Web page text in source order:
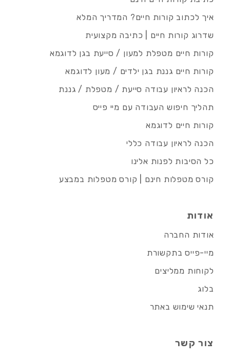
איך לכתוב קורות חיים? המדריך המלא
שדרוג קורות חיים | כתיבה מקצועית
קורות חיים מטפלת למעון / סייעת בגן לדוגמא
קורות חיים גננת בגן ילדים / מעון לדוגמא
הכנה לראיון עבודה סייעת / מטפלת / גננת
תהליך חיפוש העבודה עם מיי פייס
קורות חיים לדוגמא
הכנה לראיון עבודה כללי
כל הסיבות לפנות אלינו
קורס מטפלות חינם | קורס מטפלות במבצע
אודות
אודות החברה
מיי-פייס בתקשורת
לקוחות ממליצים
בלוג
תנאי שימוש באתר
צור קשר